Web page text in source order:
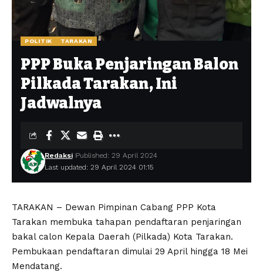
POLITIK TARAKAN
PPP Buka Penjaringan Balon
Pilkada Tarakan, Ini
Jadwalnya
Last updated: 29 April 2024 01:15
Redaksi Published: 29 April 2024
TARAKAN – Dewan Pimpinan Cabang PPP Kota
Tarakan membuka tahapan pendaftaran penjaringan
bakal calon Kepala Daerah (Pilkada) Kota Tarakan.
Pembukaan pendaftaran dimulai 29 April hingga 18 Mei
Mendatang.